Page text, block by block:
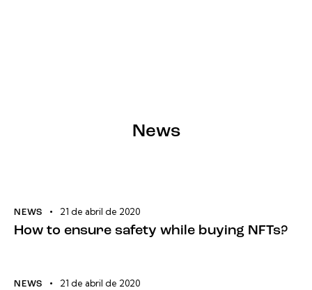
News
NEWS 21 de abril de 2020
How to ensure safety while buying NFTs?
NEWS 21 de abril de 2020